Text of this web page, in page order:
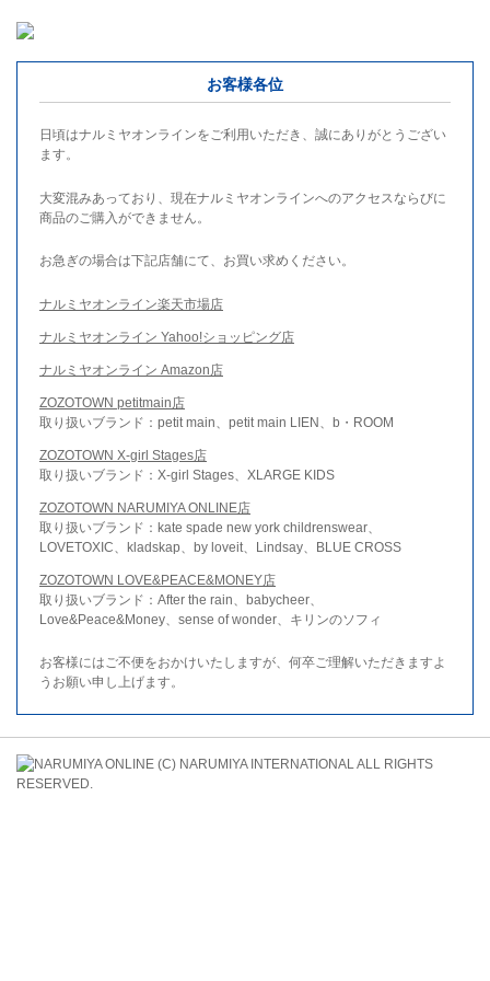
お客様各位
日頃はナルミヤオンラインをご利用いただき、誠にありがとうござい
ます。
大変混みあっており、現在ナルミヤオンラインへのアクセスならびに
商品のご購入ができません。
お急ぎの場合は下記店舗にて、お買い求めください。
ナルミヤオンライン楽天市場店
ナルミヤオンライン Yahoo!ショッピング店
ナルミヤオンライン Amazon店
ZOZOTOWN petitmain店
取り扱いブランド：petit main、petit main LIEN、b・ROOM
ZOZOTOWN X-girl Stages店
取り扱いブランド：X-girl Stages、XLARGE KIDS
ZOZOTOWN NARUMIYA ONLINE店
取り扱いブランド：kate spade new york childrenswear、
LOVETOXIC、kladskap、by loveit、Lindsay、BLUE CROSS
ZOZOTOWN LOVE&PEACE&MONEY店
取り扱いブランド：After the rain、babycheer、
Love&Peace&Money、sense of wonder、キリンのソフィ
お客様にはご不便をおかけいたしますが、何卒ご理解いただきますよ
うお願い申し上げます。